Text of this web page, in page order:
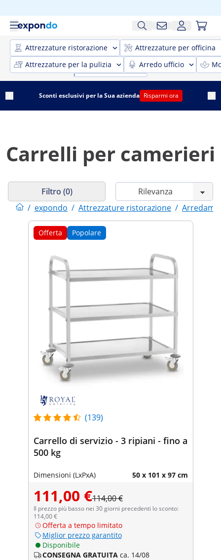
Attrezzature ristorazione
Attrezzature per officina
Attrezzature per la pulizia
Arredo ufficio
Sconti esclusivi per la Sua azienda Risparmi ora
Carrelli per camerieri
/ expondo / Attrezzature ristorazione /
Filtro (0)
Offerta Popolare
(139)
Carrello di servizio - 3 ripiani - fino a
500 kg
Dimensioni (LxPxA) 50 x 101 x 97 cm
111,00 €114,00 €
Il prezzo più basso nei 30 giorni precedenti lo sconto:
114,00 €
Offerta a tempo limitato
Miglior prezzo garantito
Disponibile
CONSEGNA GRATUITA ca. 14/08